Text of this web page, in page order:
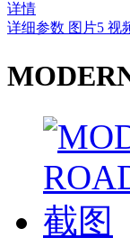
详情
详细参数 图片5 视